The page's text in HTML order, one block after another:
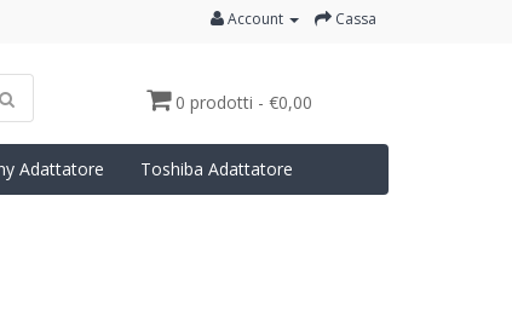
Account Cassa
0 prodotti - €0,00
Adattatore Toshiba Adattatore